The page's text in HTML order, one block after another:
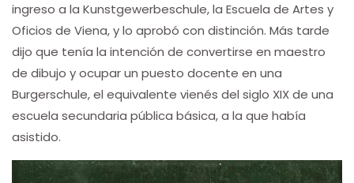
ingreso a la Kunstgewerbeschule, la Escuela de Artes y
Oficios de Viena, y lo aprobó con distinción. Más tarde
dijo que tenía la intención de convertirse en maestro
de dibujo y ocupar un puesto docente en una
Burgerschule, el equivalente vienés del siglo XIX de una
escuela secundaria pública básica, a la que había
asistido.